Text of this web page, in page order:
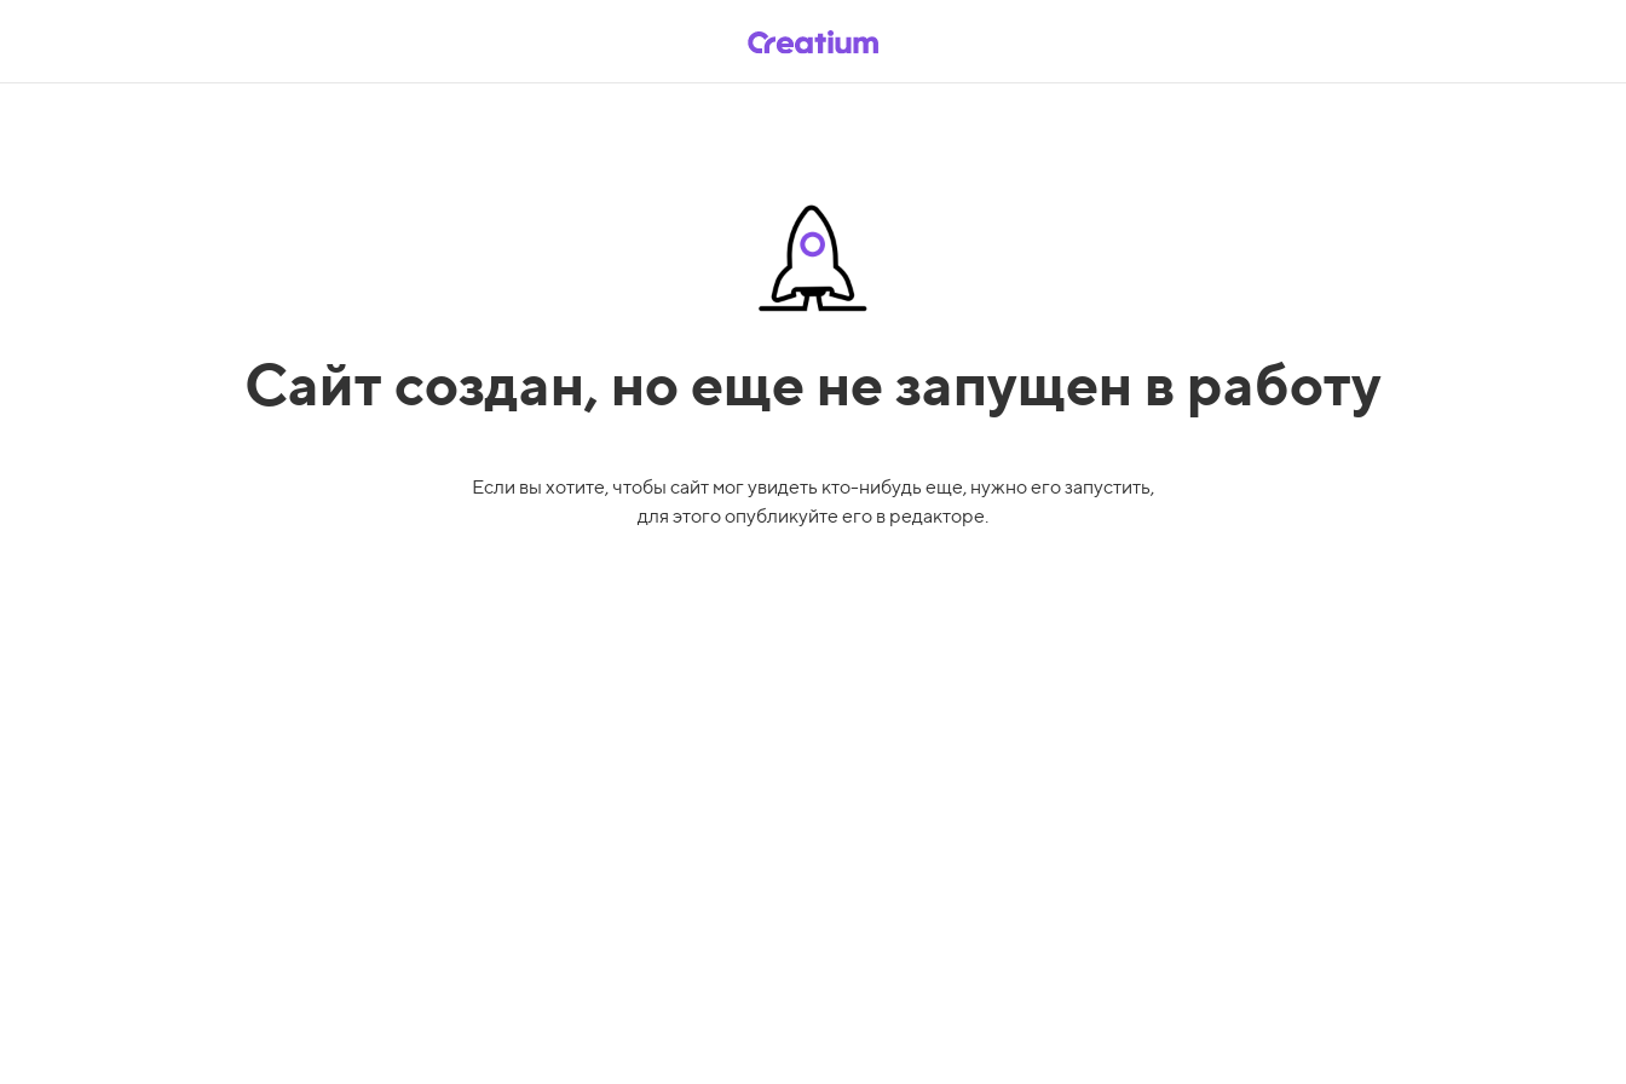
Сайт создан, но еще не запущен в работу
Если вы хотите, чтобы сайт мог увидеть кто-нибудь еще, нужно его запустить,
для этого опубликуйте его в редакторе.